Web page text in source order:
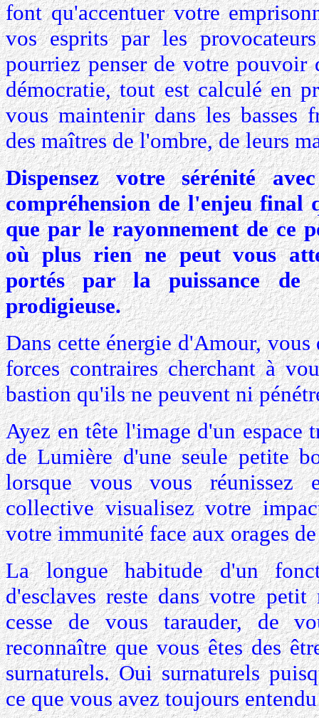
font qu'accentuer votre
vos esprits par les
pourriez penser de votre pouvoir
démocratie, tout est calculé en
vous maintenir dans les basses
des maîtres de l'ombre, de leurs
Dispensez votre sérénité
compréhension de l'enjeu final
que par le rayonnement de ce
où plus rien ne peut vous
portés par la puissance de
prodigieuse.
Dans cette énergie d'Amour,
forces contraires cherchant à
bastion qu'ils ne peuvent ni
Ayez en tête l'image d'un espace
de Lumière d'une seule petite
lorsque vous vous réunissez
collective visualisez votre
votre immunité face aux orages
La longue habitude d'un
d'esclaves reste dans votre
cesse de vous tarauder, de
reconnaître que vous êtes des
surnaturels. Oui surnaturels
ce que vous avez toujours